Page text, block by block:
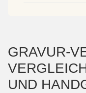
GRAVUR-
UND